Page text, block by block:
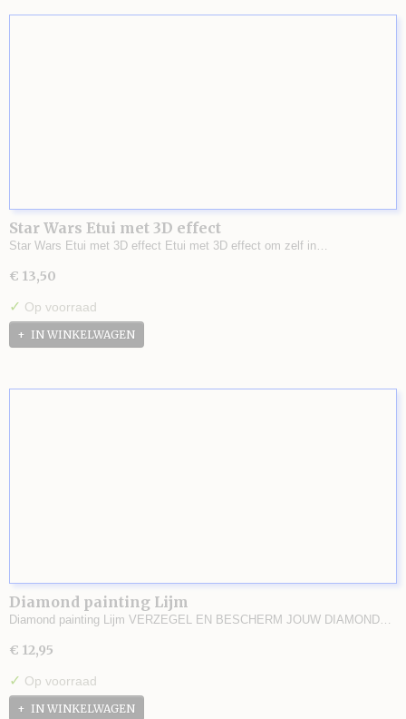
Star Wars Etui met 3D effect
Star Wars Etui met 3D effect Etui met 3D effect om zelf in…
€ 13,50
✓ Op voorraad
IN WINKELWAGEN
Diamond painting Lijm
Diamond painting Lijm VERZEGEL EN BESCHERM JOUW DIAMOND…
€ 12,95
✓ Op voorraad
IN WINKELWAGEN